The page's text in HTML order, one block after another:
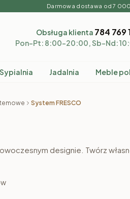
Darmowa dostawa od 7
Obsługa klienta 784 769
Pon–Pt: 8:00–20:00, Sb–Nd:
Sypialnia Jadalnia Meble
System FRESCO
designie. Twórz